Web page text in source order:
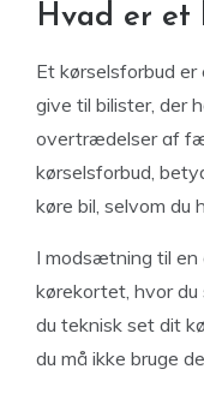
Hvad er et
Et kørselsforbud
give til bilister, der
overtrædelser af
kørselsforbud,
køre bil, selvom du
I modsætning til en
kørekortet, hvor
du teknisk set dit
du må ikke bruge